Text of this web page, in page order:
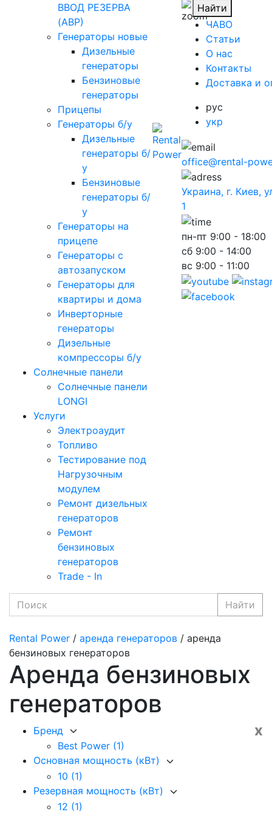
ВВОД РЕЗЕРВА
(АВР)
Генераторы новые
Дизельные
генераторы
Бензиновые
генераторы
Прицепы
Генераторы б/у
Дизельные
генераторы б/
у
Бензиновые
генераторы б/
у
Генераторы на
прицепе
Генераторы с
автозапуском
Генераторы для
квартиры и дома
Инверторные
генераторы
Дизельные
компрессоры б/у
Солнечные панели
Солнечные панели
LONGI
Услуги
Электроаудит
Топливо
Тестирование под
Нагрузочным
модулем
Ремонт дизельных
генераторов
Ремонт
бензиновых
генераторов
Trade - In
Найти
ЧАВО
Cтатьи
O нас
Контакты
Доставка и
рус
укр
office@rental-
Украина, г. Киев,
1
пн-пт 9:00 - 18:00
сб 9:00 - 14:00
вс 9:00 - 11:00
Найти
Rental Power / аренда генераторов / аренда
бензиновых генераторов
Аренда бензиновых
генераторов
x
Бренд
Best Power (1)
Основная мощность (кВт)
10 (1)
Резервная мощность (кВт)
12 (1)